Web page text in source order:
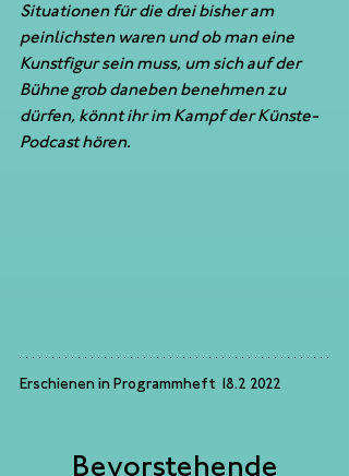
Situationen für die drei bisher am
peinlichsten waren und ob man eine
Kunstfigur sein muss, um sich auf der
Bühne grob daneben benehmen zu
dürfen, könnt ihr im Kampf der Künste-
Podcast hören.
Erschienen in Programmheft 18.2 2022
Bevorstehende